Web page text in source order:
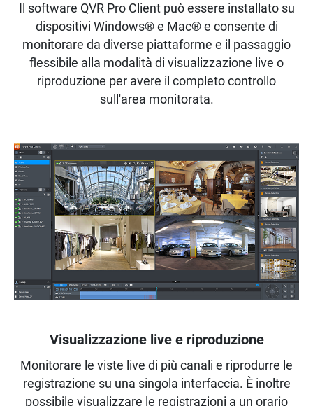
Il software QVR Pro Client può essere installato su
dispositivi Windows® e Mac® e consente di
monitorare da diverse piattaforme e il passaggio
flessibile alla modalità di visualizzazione live o
riproduzione per avere il completo controllo
sull'area monitorata.
Visualizzazione live e riproduzione
Monitorare le viste live di più canali e riprodurre le
registrazione su una singola interfaccia. È inoltre
possibile visualizzare le registrazioni a un orario